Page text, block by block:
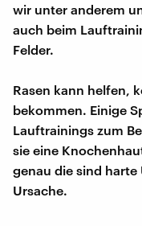
wir unter anderem
auch beim
Felder.
Rasen kann helfen,
bekommen. Einige
Lauftrainings zum
sie eine
genau die sind
Ursache.